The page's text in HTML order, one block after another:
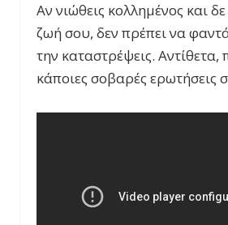
Αν νιώθεις κολλημένος και
ζωή σου, δεν πρέπει να
την καταστρέψεις. Αντίθετα,
κάποιες σοβαρές ερωτήσεις